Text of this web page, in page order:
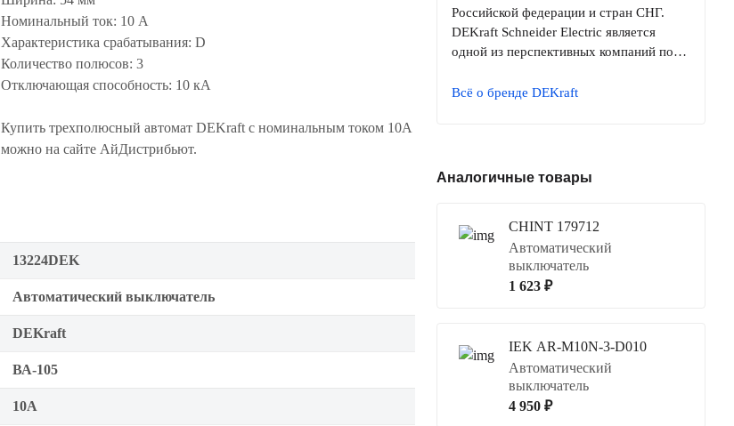
Номинальный ток: 10 А
Характеристика срабатывания: D
Количество полюсов: 3
Отключающая способность: 10 кА
Купить трехполюсный автомат DEKraft с номинальным током 10А
можно на сайте АйДистрибьют.
13224DEK
Автоматический выключатель
DEKraft
ВА-105
10А
Российской федерации и стран СНГ.
DEKraft Schneider Electric является
одной из перспективных компаний по…
Всё о бренде DEKraft
Аналогичные товары
CHINT 179712
Автоматический
выключатель
1 623 ₽
IEK AR-M10N-3-D010
Автоматический
выключатель
4 950 ₽